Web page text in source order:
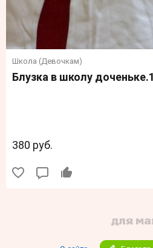
Школа (Девочкам)
Блузка в школу
380 руб.